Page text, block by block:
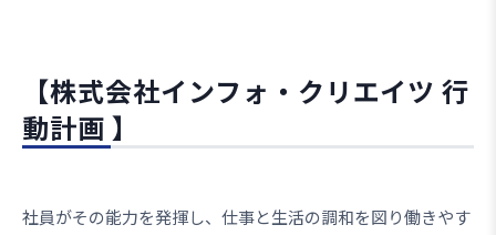
【株式会社インフォ・クリエイツ 行
動計画 】
社員がその能力を発揮し、仕事と生活の調和を図り働きやす